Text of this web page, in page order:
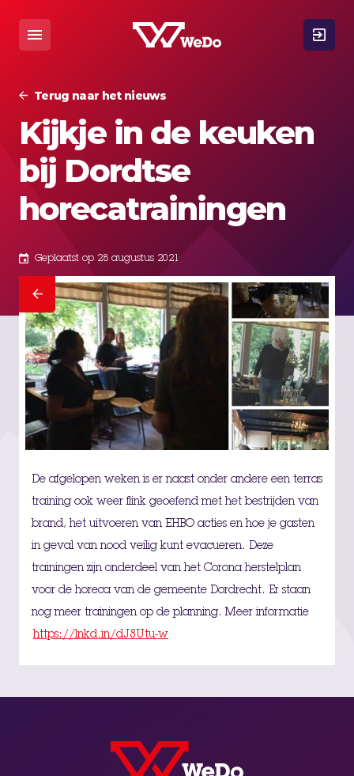
Terug naar het nieuws
Kijkje in de keuken
bij Dordtse
horecatrainingen
Geplaatst op 28 augustus 2021
De afgelopen weken is er naast onder andere een terras
training ook weer flink geoefend met het bestrijden van
brand, het uitvoeren van EHBO acties en hoe je gasten
in geval van nood veilig kunt evacueren. Deze
trainingen zijn onderdeel van het Corona herstelplan
voor de horeca van de gemeente Dordrecht. Er staan
nog meer trainingen op de planning. Meer informatie
https://lnkd.in/dJ8Utu-w